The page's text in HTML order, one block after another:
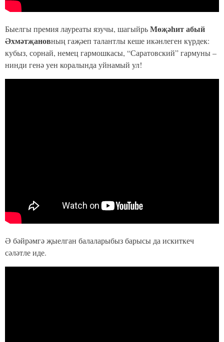
Быелгы премия лауреаты язучы, шагыйрьМөҗәһит абый
Әхмәтҗановның гаҗәеп талантлы кеше икәнлеген күрдек:
кубыз, сорнай, немец гармошкасы, “Саратовский” гармуны –
нинди генә уен коралында уйнамый ул!
Ә бәйрәмгә җыелган балаларыбыз барысы да искиткеч
сәләтле иде.